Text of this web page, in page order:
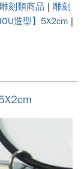
刻類商品 | 雕刻
造型】5X2cm |